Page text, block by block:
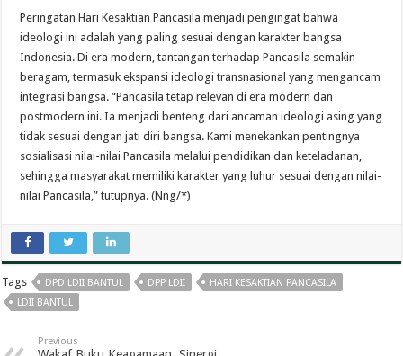
Peringatan Hari Kesaktian Pancasila menjadi pengingat bahwa
ideologi ini adalah yang paling sesuai dengan karakter bangsa
Indonesia. Di era modern, tantangan terhadap Pancasila semakin
beragam, termasuk ekspansi ideologi transnasional yang mengancam
integrasi bangsa. “Pancasila tetap relevan di era modern dan
postmodern ini. Ia menjadi benteng dari ancaman ideologi asing yang
tidak sesuai dengan jati diri bangsa. Kami menekankan pentingnya
sosialisasi nilai-nilai Pancasila melalui pendidikan dan keteladanan,
sehingga masyarakat memiliki karakter yang luhur sesuai dengan nilai-
nilai Pancasila,” tutupnya. (Nng/*)
Tags DPD LDII BANTUL DPP LDII
HARI KESAKTIAN PANCASILA
LDII BANTUL
Previous